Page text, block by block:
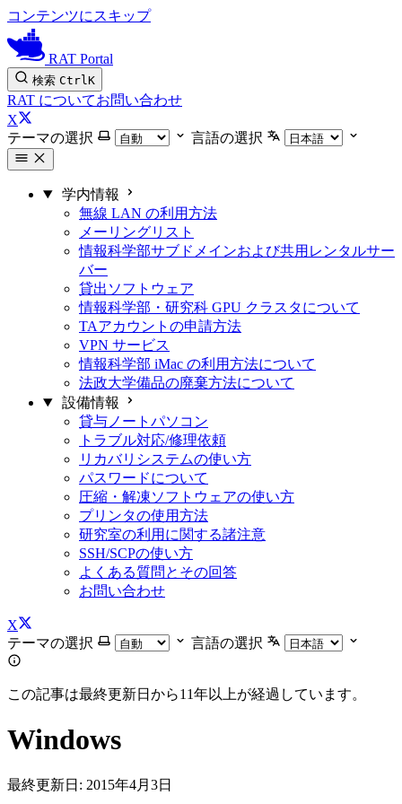
コンテンツにスキップ
RAT Portal
検索 CtrlK
RAT についてお問い合わせ
X
テーマの選択
言語の選択
学内情報
無線 LAN の利用方法
メーリングリスト
情報科学部サブドメインおよび共用レンタルサー
バー
貸出ソフトウェア
情報科学部・研究科 GPU クラスタについて
TAアカウントの申請方法
VPN サービス
情報科学部 iMac の利用方法について
法政大学備品の廃棄方法について
設備情報
貸与ノートパソコン
トラブル対応/修理依頼
リカバリシステムの使い方
パスワードについて
圧縮・解凍ソフトウェアの使い方
プリンタの使用方法
研究室の利用に関する諸注意
SSH/SCPの使い方
よくある質問とその回答
お問い合わせ
X
テーマの選択
言語の選択
この記事は最終更新日から11年以上が経過しています。
Windows
最終更新日: 2015年4月3日